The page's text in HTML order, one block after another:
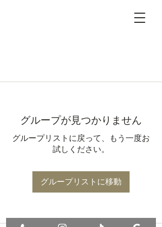
グループが見つかりません
グループリストに戻って、もう一度お
試しください。
グループリストに移動